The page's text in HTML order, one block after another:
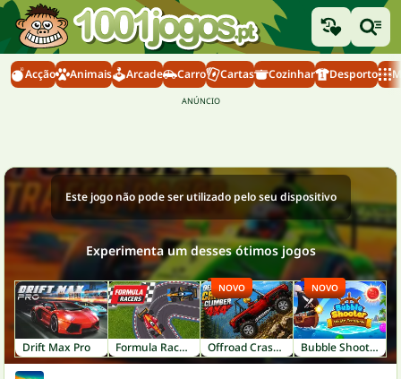
Acção Animais Arcade Carro Cartas Cozinhar Desporto
Este jogo não pode ser utilizado pelo seu dispositivo
Experimenta um desses ótimos jogos
Drift Max Pro Formula Racers Offroad Crash Climber 4X4
NOVO
Bubble Shooter: Pirate Treasures
NOVO